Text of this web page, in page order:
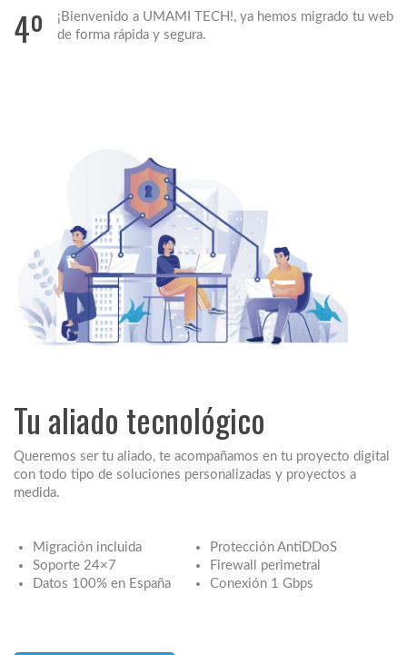
4º
¡Bienvenido a UMAMI TECH!, ya hemos migrado tu web
de forma rápida y segura.
Tu aliado tecnológico
Queremos ser tu aliado, te acompañamos en tu proyecto digital
con todo tipo de soluciones personalizadas y proyectos a
medida.
Migración incluida
Soporte 24×7
Datos 100% en España
Protección AntiDDoS
Firewall perimetral
Conexión 1 Gbps